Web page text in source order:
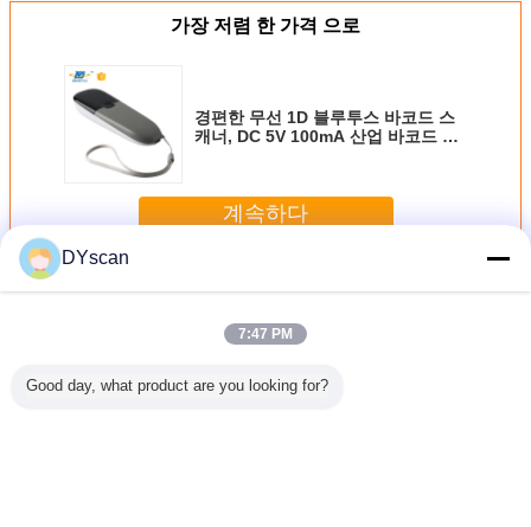
가장 저렴 한 가격 으로
경편한 무선 1D 블루투스 바코드 스
캐너, DC 5V 100mA 산업 바코드 독
계속하다
더 많은 것
DYscan
7:47 PM
Good day, what product are you looking for?